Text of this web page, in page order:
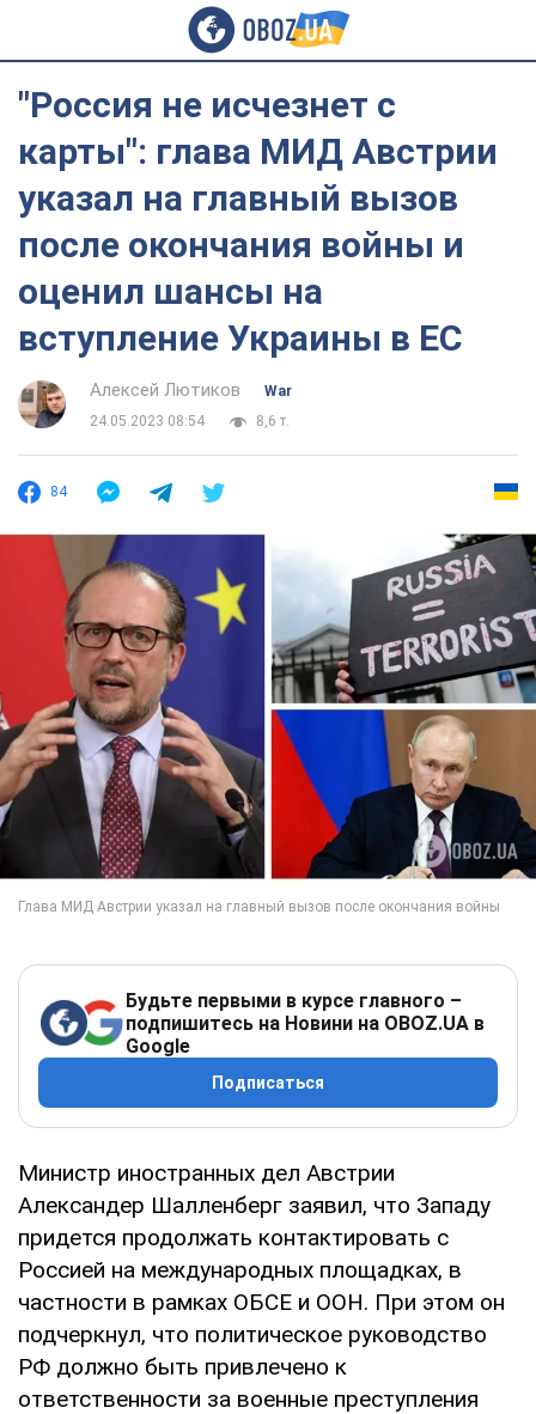
"Россия не исчезнет с
карты": глава МИД Австрии
указал на главный вызов
после окончания войны и
оценил шансы на
вступление Украины в ЕС
Алексей Лютиков
War
24.05.2023 08:54
8,6 т.
84
Будьте первыми в курсе главного –
подпишитесь на Новини на OBOZ.UA в
Google
Подписаться
Министр иностранных дел Австрии
Александер Шалленберг заявил, что Западу
придется продолжать контактировать с
Россией на международных площадках, в
частности в рамках ОБСЕ и ООН. При этом он
подчеркнул, что политическое руководство
РФ должно быть привлечено к
ответственности за военные преступления